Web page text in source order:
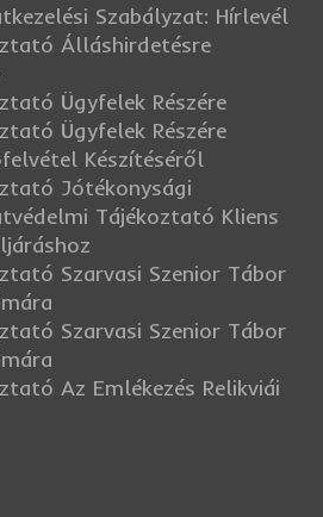
Szabályzat: Hírlevél
Álláshirdetésre
Ügyfelek Részére
Ügyfelek Részére
Készítéséről
Jótékonysági
Tájékoztató Kliens
Szarvasi Szenior Tábor
Szarvasi Szenior Tábor
Az Emlékezés Relikviái